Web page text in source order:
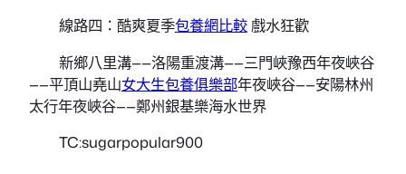
線路四：酷爽夏季包養網比較戲水狂歡
新鄉八里溝——洛陽重渡溝——三門峽豫西年夜峽谷
——平頂山堯山女大生包養俱樂部年夜峽谷——安陽林州
太行年夜峽谷——鄭州銀基樂海水世界
TC:sugarpopular900